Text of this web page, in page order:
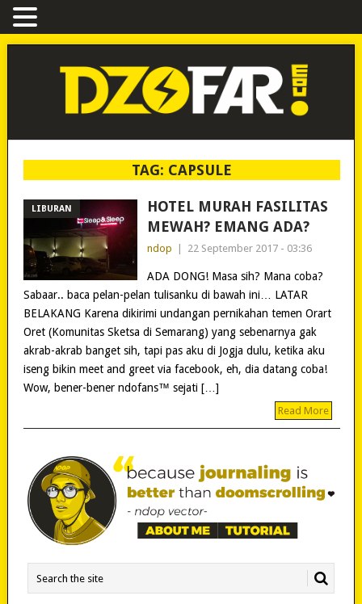
TAG: CAPSULE
LIBURAN
HOTEL MURAH FASILITAS
MEWAH? EMANG ADA?
ndop 22 September 2017 - 03:36
ADA DONG! Masa sih? Mana coba?
Sabaar.. baca pelan-pelan tulisanku di bawah ini… LATAR
BELAKANG Karena dikirimi undangan pernikahan temen Orart
Oret (Komunitas Sketsa di Semarang) yang sebenarnya gak
akrab-akrab banget sih, tapi pas aku di Jogja dulu, ketika aku
iseng bikin meet and greet via facebook, eh, dia datang coba!
Wow, bener-bener ndofans™ sejati […]
Read More